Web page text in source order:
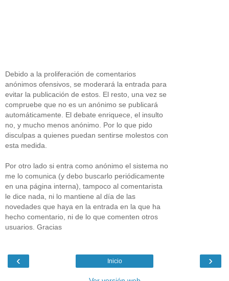
Debido a la proliferación de comentarios
anónimos ofensivos, se moderará la entrada para
evitar la publicación de estos. El resto, una vez se
compruebe que no es un anónimo se publicará
automáticamente. El debate enriquece, el insulto
no, y mucho menos anónimo. Por lo que pido
disculpas a quienes puedan sentirse molestos con
esta medida.
Por otro lado si entra como anónimo el sistema no
me lo comunica (y debo buscarlo periódicamente
en una página interna), tampoco al comentarista
le dice nada, ni lo mantiene al día de las
novedades que haya en la entrada en la que ha
hecho comentario, ni de lo que comenten otros
usuarios. Gracias
‹ ›
Inicio